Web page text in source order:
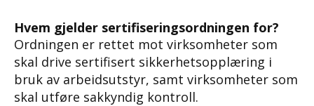
Hvem gjelder sertifiseringsordningen for?
Ordningen er rettet mot virksomheter som
skal drive sertifisert sikkerhetsopplæring i
bruk av arbeidsutstyr, samt virksomheter som
skal utføre sakkyndig kontroll.